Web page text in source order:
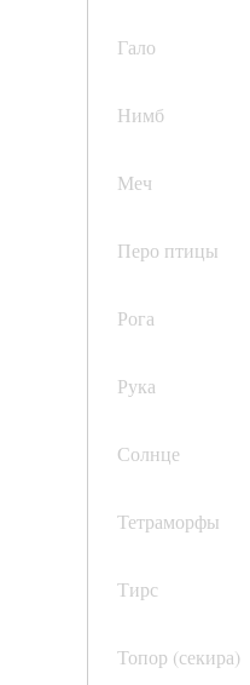
Гало
Нимб
Меч
Перо птицы
Рога
Рука
Солнце
Тетраморфы
Тирс
Топор (секира)